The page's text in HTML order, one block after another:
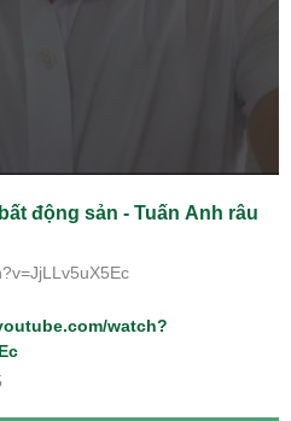
động sản - Tuấn Anh râu
watch?